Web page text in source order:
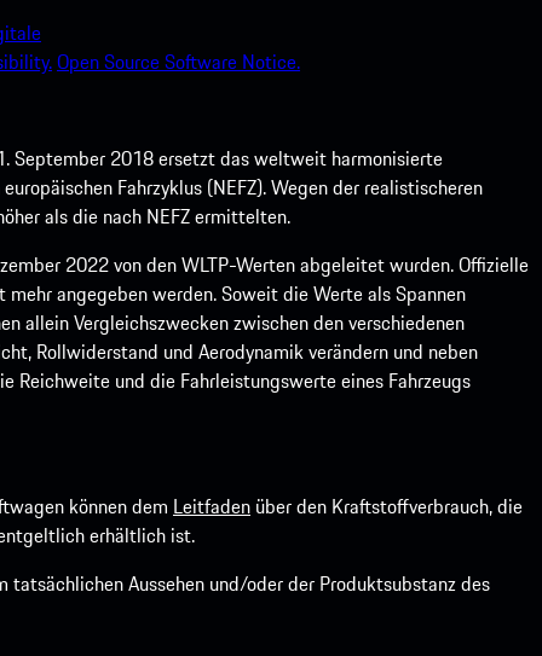
Open Source Software Notice.
September 2018 ersetzt das weltweit harmonisierte
Fahrzyklus (NEFZ). Wegen der realistischeren
als die nach NEFZ ermittelten.
2022 von den WLTP-Werten abgeleitet wurden. Offizielle
angegeben werden. Soweit die Werte als Spannen
allein Vergleichszwecken zwischen den verschiedenen
Rollwiderstand und Aerodynamik verändern und neben
Reichweite und die Fahrleistungswerte eines Fahrzeugs
können dem Leitfaden über den Kraftstoffverbrauch, die
erhältlich ist.
Aussehen und/oder der Produktsubstanz des